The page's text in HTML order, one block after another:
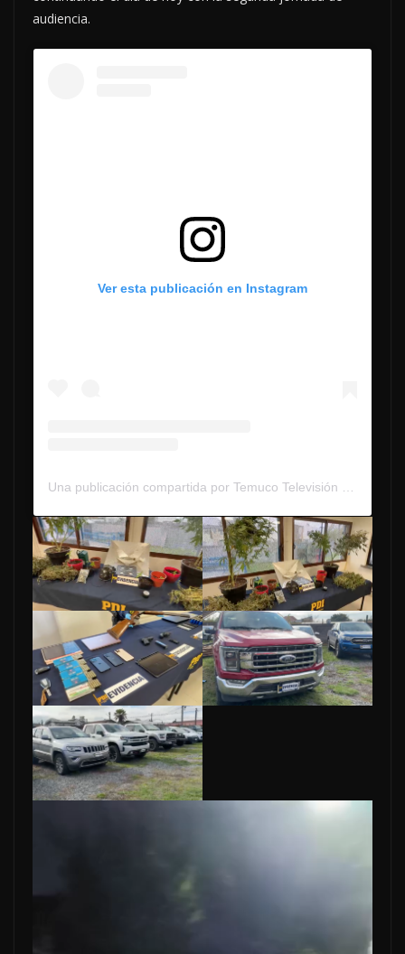
audiencia.
Ver esta publicación en Instagram
Una publicación compartida por Temuco Televisión (@temucotv_)